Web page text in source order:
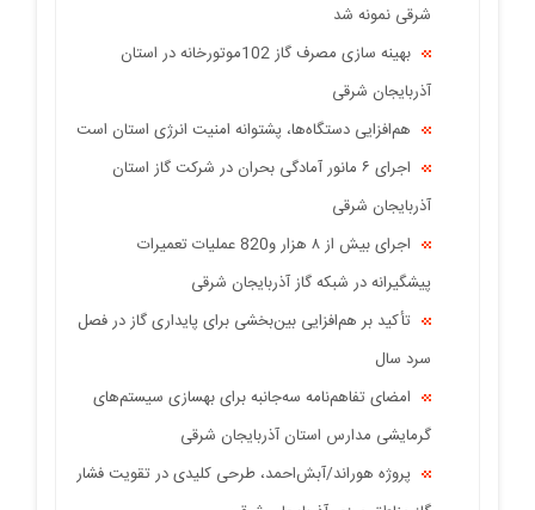
شرقی نمونه شد
بهینه سازی مصرف گاز 102موتورخانه در استان
آذربایجان شرقی
هم‌افزایی دستگاه‌ها، پشتوانه امنیت انرژی استان است
اجرای ۶ مانور آمادگی بحران در شرکت گاز استان
آذربایجان شرقی
اجرای بیش از ۸ هزار و820 عملیات تعمیرات
پیشگیرانه در شبکه گاز آذربایجان شرقی
تأکید بر هم‌افزایی بین‌بخشی برای پایداری گاز در فصل
سرد سال
امضای تفاهم‌نامه سه‌جانبه برای بهسازی سیستم‌های
گرمایشی مدارس استان آذربایجان شرقی
پروژه هوراند/آبش‌احمد، طرحی کلیدی در تقویت فشار